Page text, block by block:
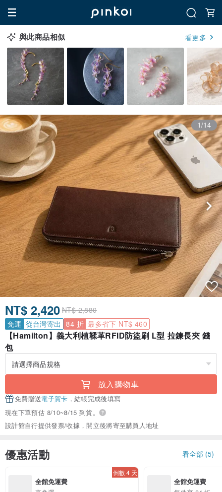
與此商品相似 看更多
1/14
NT$ 2,420 NT$ 2,880
免運 從台灣寄出 84 折 最多省下 NT$ 460
【Hamilton】義大利植鞣革RFID防盜刷 L型 拉鍊長夾 錢
包
放入購物車
免費贈送電子賀卡 ，結帳完成後填寫
現在下單預估 8/10~8/15 到貨。
設計館自行提供發票/收據，開立後將寄至購買人地址
優惠活動 看全部 (5)
全館免運費
倒數 4 天
全館免運費